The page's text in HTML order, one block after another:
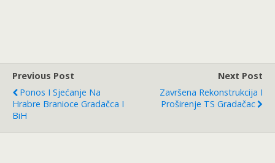
Previous Post
Ponos I Sjećanje Na
Hrabre Branioce Gradačca I
BiH
Next Post
Završena Rekonstrukcija I
Proširenje TS Gradačac